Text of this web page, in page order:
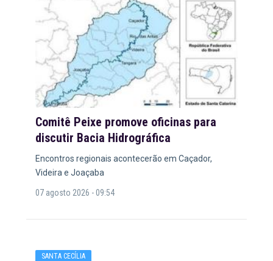
Comitê Peixe promove oficinas para
discutir Bacia Hidrográfica
Encontros regionais acontecerão em Caçador,
Videira e Joaçaba
07 agosto 2026 - 09:54
SANTA CECÍLIA